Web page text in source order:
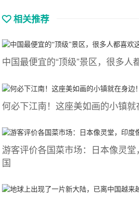
相关推荐
中国最便宜的“顶级”景区，很多人
何必下江南！这座美如画的小镇就
游客评价各国菜市场：日本像灵
国